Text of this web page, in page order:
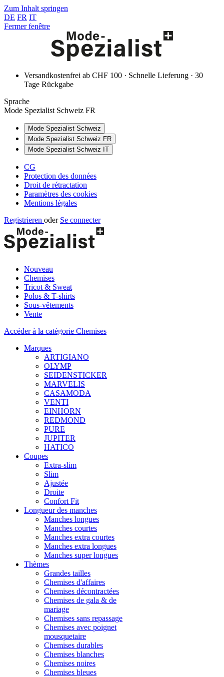
Zum Inhalt springen
DE FR IT
Fermer fenêtre
Versandkostenfrei ab CHF 100 · Schnelle Lieferung · 30
Tage Rückgabe
Sprache
Mode Spezialist Schweiz FR
Mode Spezialist Schweiz
Mode Spezialist Schweiz FR
Mode Spezialist Schweiz IT
CG
Protection des données
Droit de rétractation
Paramètres des cookies
Mentions légales
Registrieren oder Se connecter
Nouveau
Chemises
Tricot & Sweat
Polos & T-shirts
Sous-vêtements
Vente
Accéder à la catégorie Chemises
Marques
ARTIGIANO
OLYMP
SEIDENSTICKER
MARVELIS
CASAMODA
VENTI
EINHORN
REDMOND
PURE
JUPITER
HATICO
Coupes
Extra-slim
Slim
Ajustée
Droite
Confort Fit
Longueur des manches
Manches longues
Manches courtes
Manches extra courtes
Manches extra longues
Manches super longues
Thèmes
Grandes tailles
Chemises d'affaires
Chemises décontractées
Chemises de gala & de
mariage
Chemises sans repassage
Chemises avec poignet
mousquetaire
Chemises durables
Chemises blanches
Chemises noires
Chemises bleues